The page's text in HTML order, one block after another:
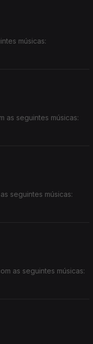
músicas:
as seguintes músicas:
seguintes músicas:
as seguintes músicas: